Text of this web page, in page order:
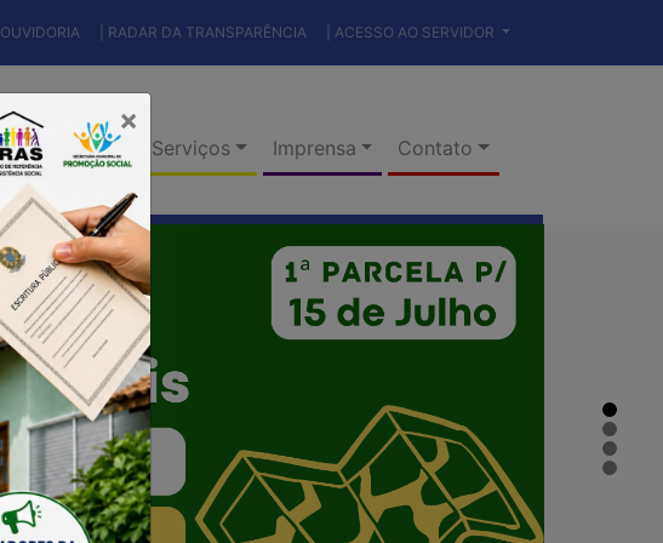
×
OUVIDORIA | RADAR DA TRANSPARÊNCIA | ACESSO AO SERVIDOR
Secretarias Serviços Imprensa Contato